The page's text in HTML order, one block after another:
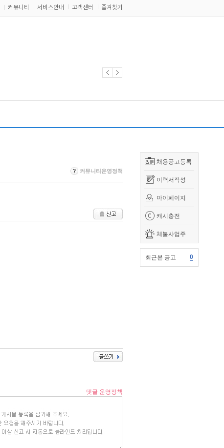
커뮤니티 서비스안내 고객센터 즐겨찾기
채용공고등록
이력서작성
마이페이지
캐시충전
체불사업주
최근본 공고 0
커뮤니티운영정책